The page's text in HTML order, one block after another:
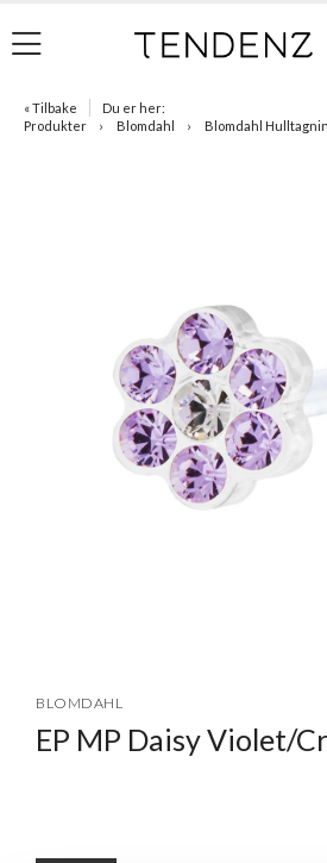
« Tilbake
Du er her:
Produkter
Blomdahl Blomdahl
of
1
BLOMDAHL
EP MP Daisy Violet/